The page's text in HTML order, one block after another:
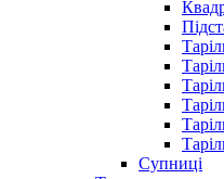
Супниці